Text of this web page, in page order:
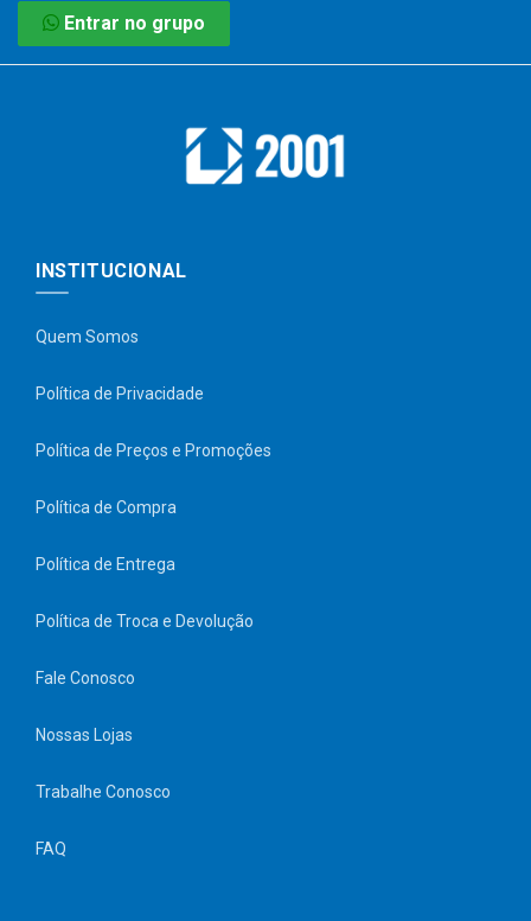
Entrar no grupo
INSTITUCIONAL
Quem Somos
Política de Privacidade
Política de Preços e Promoções
Política de Compra
Política de Entrega
Política de Troca e Devolução
Fale Conosco
Nossas Lojas
Trabalhe Conosco
FAQ